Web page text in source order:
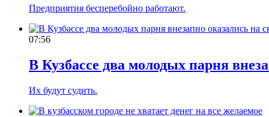
Предприятия бесперебойно работают.
07:56
В Кузбассе два молодых парня
Их будут судить.